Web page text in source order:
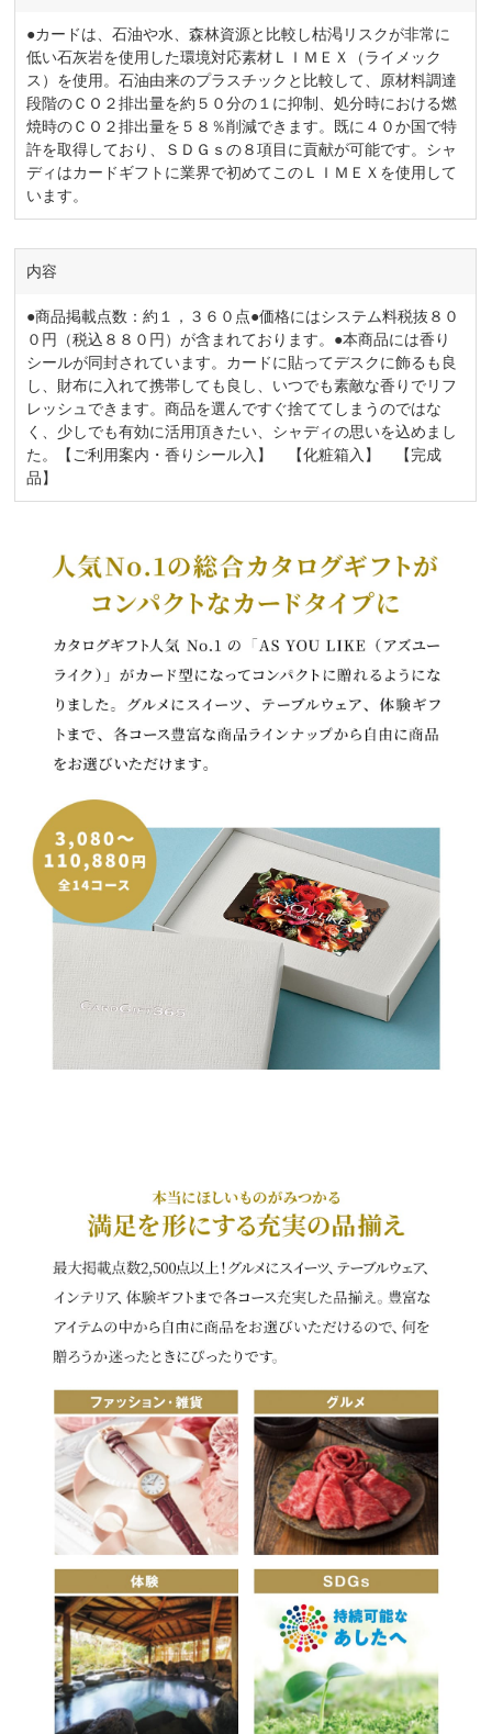
●カードは、石油や水、森林資源と比較し枯渇リスクが非常に
低い石灰岩を使用した環境対応素材ＬＩＭＥＸ（ライメック
ス）を使用。石油由来のプラスチックと比較して、原材料調達
段階のＣＯ２排出量を約５０分の１に抑制、処分時における燃
焼時のＣＯ２排出量を５８％削減できます。既に４０か国で特
許を取得しており、ＳＤＧｓの８項目に貢献が可能です。シャ
ディはカードギフトに業界で初めてこのＬＩＭＥＸを使用して
います。
内容
●商品掲載点数：約１，３６０点●価格にはシステム料税抜８０
０円（税込８８０円）が含まれております。●本商品には香り
シールが同封されています。カードに貼ってデスクに飾るも良
し、財布に入れて携帯しても良し、いつでも素敵な香りでリフ
レッシュできます。商品を選んですぐ捨ててしまうのではな
く、少しでも有効に活用頂きたい、シャディの思いを込めまし
た。【ご利用案内・香りシール入】 【化粧箱入】 【完成
品】